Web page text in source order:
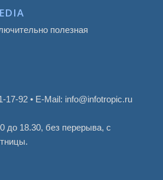
полезная
17-92 • E-Mail: info@infotropic.ru
до 18.30, без перерыва, с